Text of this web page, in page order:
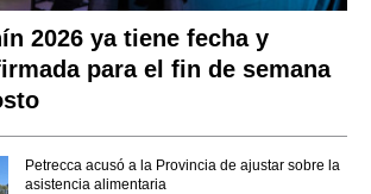
2026 ya tiene fecha y
para el fin de semana
Petrecca acusó a la Provincia de ajustar sobre la
asistencia alimentaria